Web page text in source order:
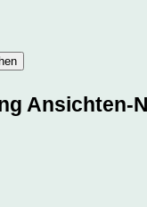
Ansichten-